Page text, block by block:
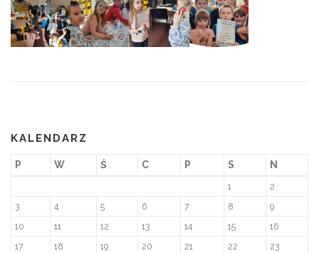
KALENDARZ
P W Ś C P S N
1
2
3
4 5 6 7 8
9
10
11 12 13 14 15
16
17
18 19 20 21 22
23